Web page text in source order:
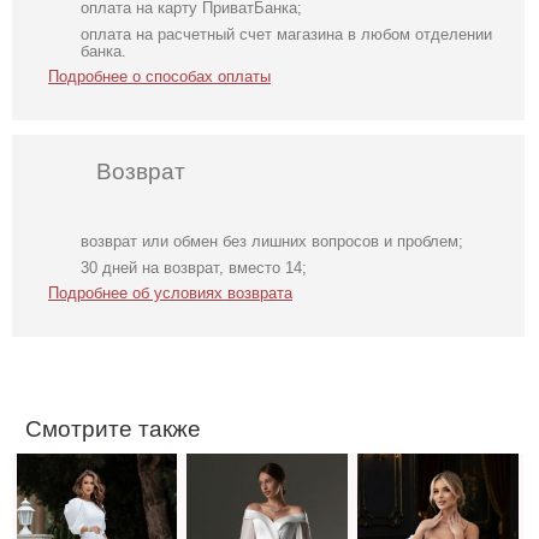
оплата на карту ПриватБанка;
оплата на расчетный счет магазина в любом отделении
банка.
Подробнее о способах оплаты
Возврат
возврат или обмен без лишних вопросов и проблем;
30 дней на возврат, вместо 14;
Подробнее об условиях возврата
Смотрите также
Нарядное
элегантное
молочное платье
Свадебное
длинное
атласное платье